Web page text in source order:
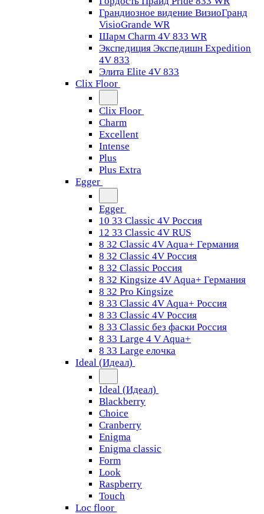
Грандиозное видение ВизиоГранд
VisioGrande WR
Шарм Charm 4V 833 WR
Экспедиция Экспедишн Expedition
4V 833
Элита Elite 4V 833
Clix Floor
Clix Floor
Charm
Excellent
Intense
Plus
Plus Extra
Egger
Egger
10 33 Classic 4V Россия
12 33 Classic 4V RUS
8 32 Classic 4V Aqua+ Германия
8 32 Classic 4V Россия
8 32 Classic Россия
8 32 Kingsize 4V Aqua+ Германия
8 32 Pro Kingsize
8 33 Classic 4V Aqua+ Россия
8 33 Classic 4V Россия
8 33 Classic без фаски Россия
8 33 Large 4 V Aqua+
8 33 Large елочка
Ideal (Идеал)
Ideal (Идеал)
Blackberry
Choice
Cranberry
Enigma
Enigma classic
Form
Look
Raspberry
Touch
Loc floor